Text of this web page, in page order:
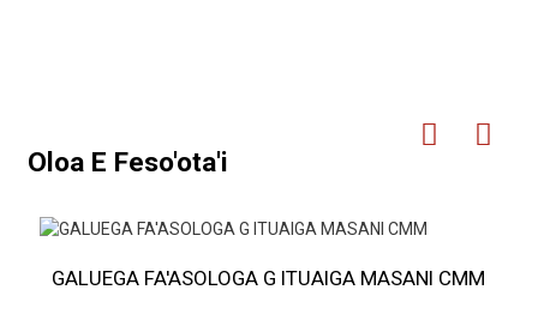
Oloa E Feso'ota'i
GALUEGA FA'ASOLOGA G ITUAIGA MASANI CMM